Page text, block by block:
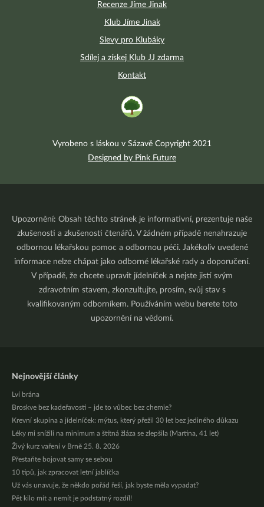
Recenze Jíme Jinak
Klub Jíme Jinak
Slevy pro Klubáky
Sdílej a získej Klub JJ zdarma
Kontakt
Vyrobeno s láskou v Sázavě Copyright 2021
Designed by Pink Future
Upozornění: Obsah těchto stránek je informativní, prezentuje naše
zkušenosti a zkušenosti čtenářů. V žádném případě nenahrazuje
odbornou lékařskou pomoc a odbornou péči. Jakékoliv uvedené
informace nelze chápat jako odborné lékařské rady a doporučení.
V případě, že chcete upravit jídelníček a nejste jistí svým
zdravotním stavem, zkonzultujte, prosím, svůj stav s
kvalifikovaným odborníkem. Používáním webu berete toto
upozornění na vědomí.
Nejnovější články
Lví brána
Broskve bez kadeřavosti – jde to vůbec bez chemie?
Krevní skupina a jídelníček: mýtus, který přežil 30 let bez jediného důkazu
Léky mi snížili na minimum a štítná žláza se zlepšila (Martina, 41 let)
Živý kurz vaření v Brně 25. 8. 2026
Přestaňte bojovat samy se sebou
10 tipů, jak zpracovat letní jablíčka
Už vás unavuje, že někdo pořád řeší, jak byste měla vypadat?
Pět kilo mít a nemít je podstatný rozdíl!